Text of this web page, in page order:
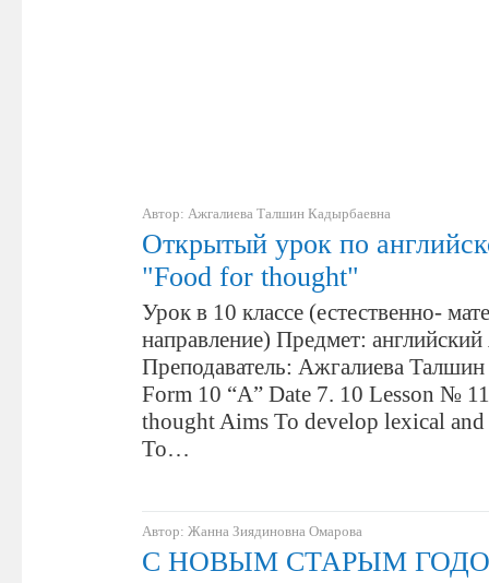
Автор: Ажгалиева Талшин Кадырбаевна
Открытый урок по
"Food for thought"
Урок в 10 классе (естественно-
направление) Предмет: английский
Преподаватель: Ажгалиева
Form 10 “A” Date 7. 10 Lesson №
thought Aims To develop lexical
To…
Автор: Жанна Зиядиновна Омарова
С НОВЫМ СТАРЫМ